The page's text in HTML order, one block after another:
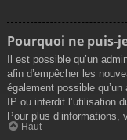
Pourquoi ne puis-
Il est possible qu’un
afin d’empêcher les
également possible
IP ou interdit l’utilisation
Pour plus d’informations,
Haut